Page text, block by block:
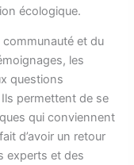
écologique.
et du
les
questions
permettent de se
qui conviennent
d’avoir un retour
experts et des